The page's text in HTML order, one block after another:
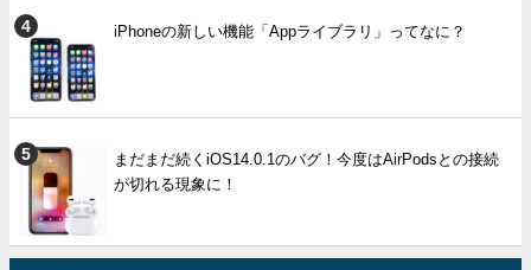
iPhoneの新しい機能「Appライブラリ」ってなに？
まだまだ続くiOS14.0.1のバグ！今度はAirPodsとの接続
が切れる現象に！